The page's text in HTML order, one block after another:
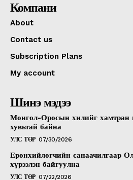
Компани
About
Contact us
Subscription Plans
My account
Шинэ мэдээ
Монгол-Оросын хилийг хамтран
хувьтай байна
УЛС ТӨР 07/30/2026
Ерөнхийлөгчийн санаачилгаар
хүрээлэн байгуулна
УЛС ТӨР 07/22/2026